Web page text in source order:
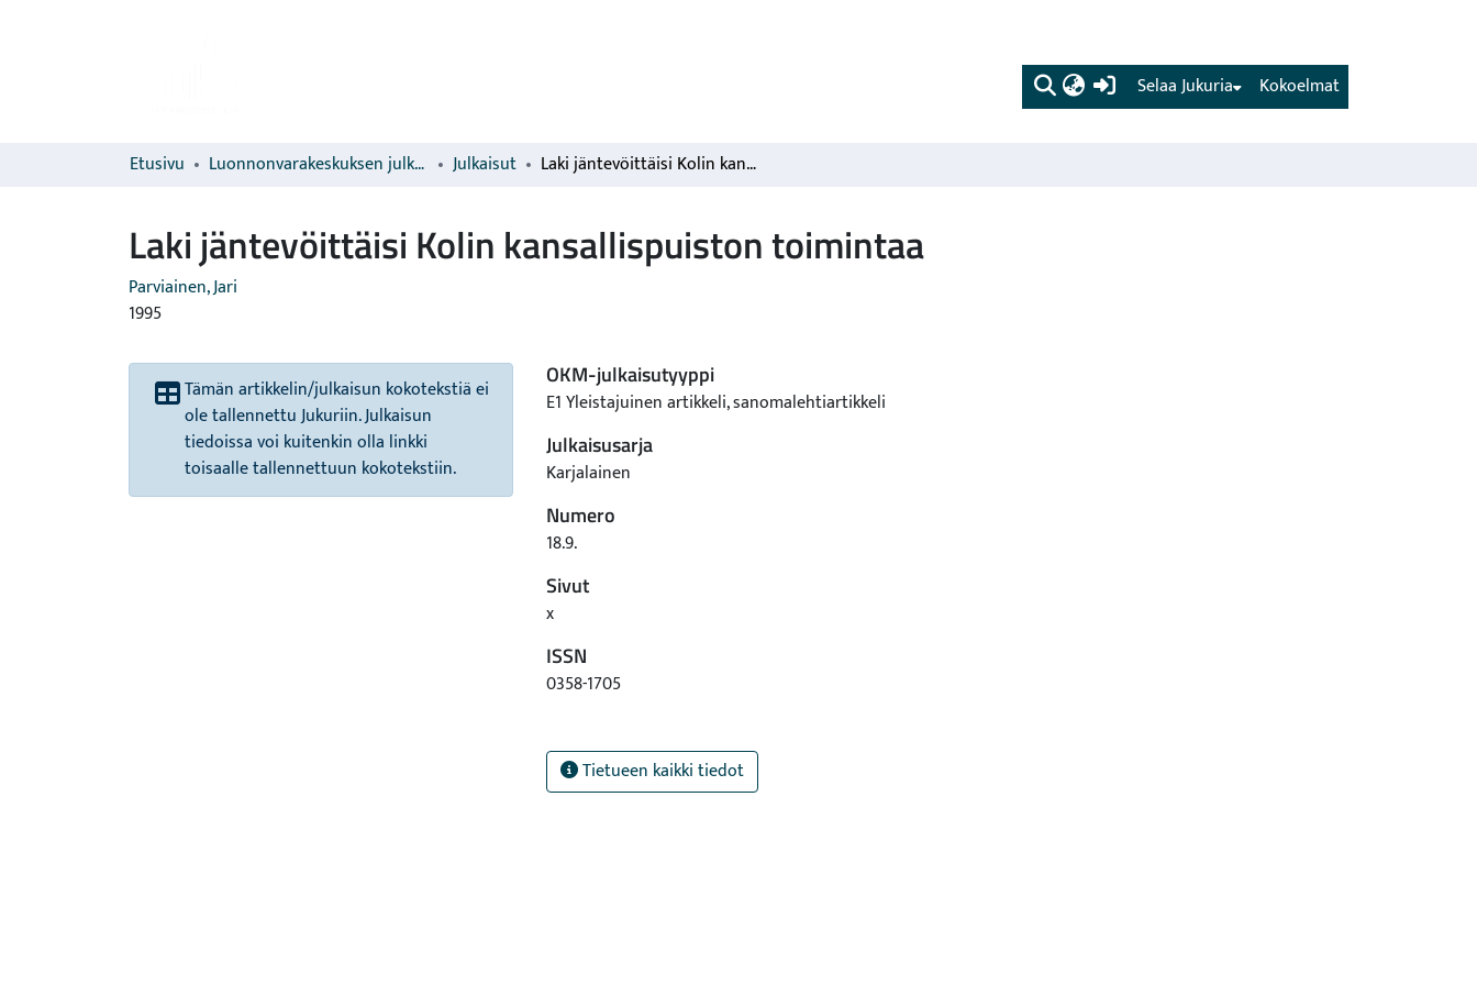
(current) Kokoelmat
Selaa Jukuria
Etusivu Luonnonvarakeskuksen julkaisut Julkaisut Laki jäntevöittäisi Kolin kansallispuiston toimintaa
Laki jäntevöittäisi Kolin kansallispuiston toimintaa
Parviainen, Jari
1995
Tämän artikkelin/julkaisun kokotekstiä ei
ole tallennettu Jukuriin. Julkaisun
tiedoissa voi kuitenkin olla linkki
toisaalle tallennettuun kokotekstiin.
OKM-julkaisutyyppi
E1 Yleistajuinen artikkeli, sanomalehtiartikkeli
Julkaisusarja
Karjalainen
Numero
18.9.
Sivut
x
ISSN
0358-1705
Tietueen kaikki tiedot